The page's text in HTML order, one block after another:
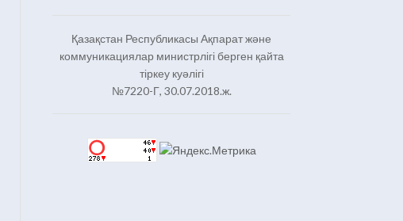
Қазақстан Республикасы Ақпарат және
коммуникациялар министрлігі берген қайта
тіркеу куәлігі
№7220-Г, 30.07.2018.ж.